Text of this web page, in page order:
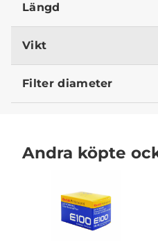
Längd
Vikt
Filter diameter
Andra köpte